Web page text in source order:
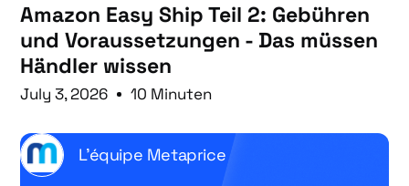
Amazon Easy Ship Teil 2: Gebühren
und Voraussetzungen - Das müssen
Händler wissen
July 3, 2026 10 Minuten
L'équipe Metaprice